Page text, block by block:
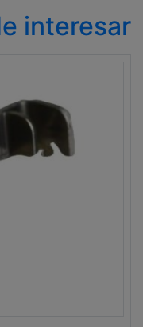
interesar